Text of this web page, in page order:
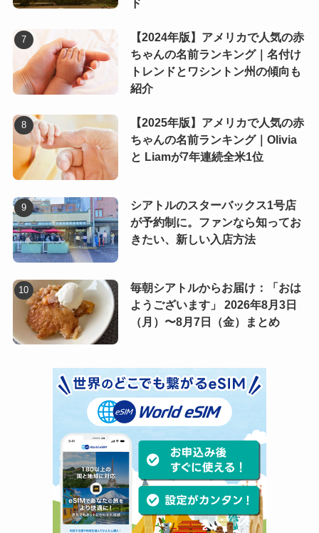
ド
【2024年版】アメリカで人気の赤
ちゃんの名前ランキング｜名付け
トレンドとワシントン州の傾向も
紹介
【2025年版】アメリカで人気の赤
ちゃんの名前ランキング｜Olivia
と Liamが7年連続全米1位
シアトルのスターバックス1号店
が予約制に。ファンなら知ってお
きたい、新しい入店方法
毎朝シアトルからお届け：「おは
ようございます」 2026年8月3日
（月）〜8月7日（金）まとめ